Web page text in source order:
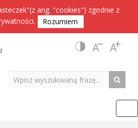
ang. "cookies") zgodnie z
. Rozumiem